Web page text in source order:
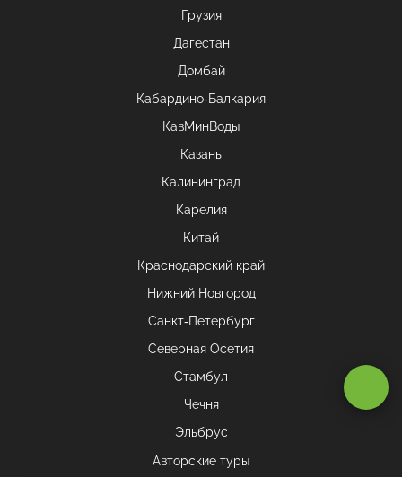
Грузия
Дагестан
Домбай
Кабардино-Балкария
КавМинВоды
Казань
Калининград
Карелия
Китай
Краснодарский край
Нижний Новгород
Санкт-Петербург
Северная Осетия
Стамбул
Чечня
Эльбрус
Авторские туры
Оставаясь на сайте, вы даетесогласие на обработку cookie и